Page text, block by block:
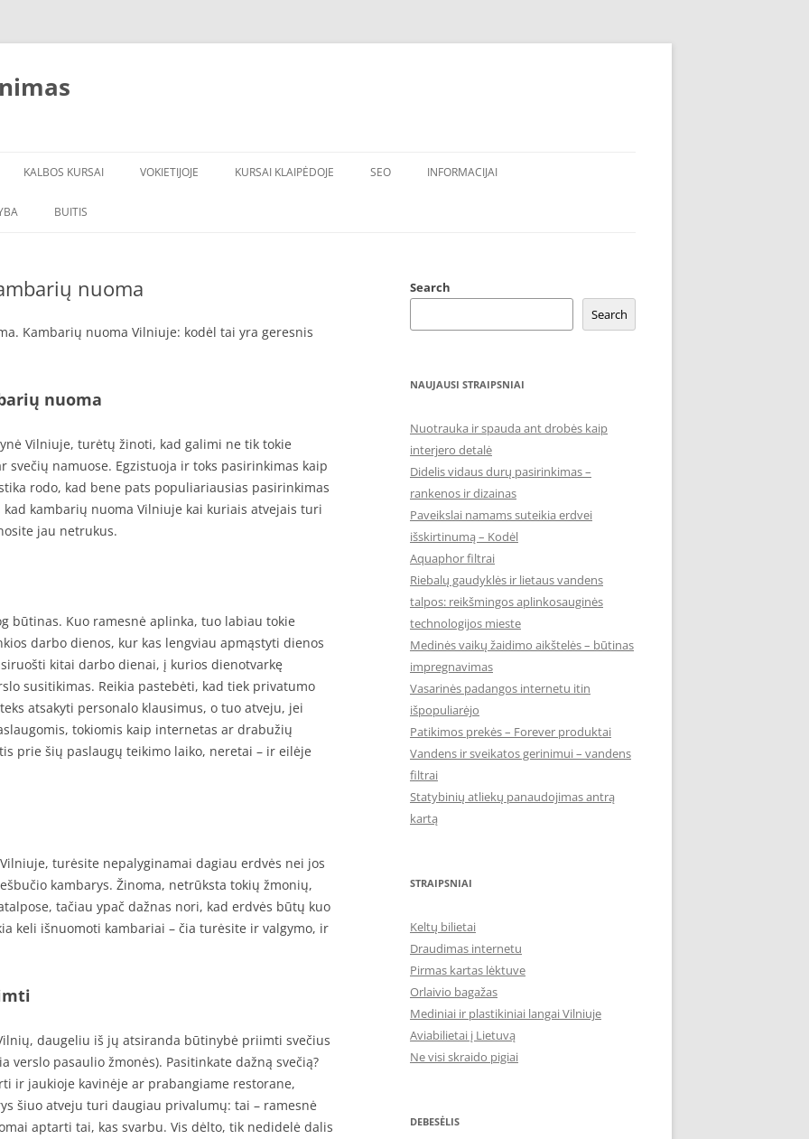
KALBOS KURSAI VOKIETIJOJE KURSAI KLAIPĖDOJE SEO INFORMACIJAI
BUITIS
nuoma
Kambarių nuoma Vilniuje: kodėl tai yra geresnis
nuoma
Vilniuje, turėtų žinoti, kad galimi ne tik tokie
svečių namuose. Egzistuoja ir toks pasirinkimas kaip
rodo, kad bene pats populiariausias pasirinkimas
kambarių nuoma Vilniuje kai kuriais atvejais turi
jau netrukus.
būtinas. Kuo ramesnė aplinka, tuo labiau tokie
darbo dienos, kur kas lengviau apmąstyti dienos
kitai darbo dienai, į kurios dienotvarkę
susitikimas. Reikia pastebėti, kad tiek privatumo
atsakyti personalo klausimus, o tuo atveju, jei
tokiomis kaip internetas ar drabužių
prie šių paslaugų teikimo laiko, neretai – ir eilėje
turėsite nepalyginamai dagiau erdvės nei jos
kambarys. Žinoma, netrūksta tokių žmonių,
tačiau ypač dažnas nori, kad erdvės būtų kuo
keli išnuomoti kambariai – čia turėsite ir valgymo, ir
daugeliu iš jų atsiranda būtinybė priimti svečius
verslo pasaulio žmonės). Pasitinkate dažną svečią?
ir jaukioje kavinėje ar prabangiame restorane,
šiuo atveju turi daugiau privalumų: tai – ramesnė
aptarti tai, kas svarbu. Vis dėlto, tik nedidelė dalis
Search
Search
NAUJAUSI STRAIPSNIAI
Nuotrauka ir spauda ant drobės kaip
interjero detalė
Didelis vidaus durų pasirinkimas –
rankenos ir dizainas
Paveikslai namams suteikia erdvei
išskirtinumą – Kodėl
Aquaphor filtrai
Riebalų gaudyklės ir lietaus vandens
talpos: reikšmingos aplinkosauginės
technologijos mieste
Medinės vaikų žaidimo aikštelės – būtinas
impregnavimas
Vasarinės padangos internetu itin
išpopuliarėjo
Patikimos prekės – Forever produktai
Vandens ir sveikatos gerinimui – vandens
filtrai
Statybinių atliekų panaudojimas antrą
kartą
STRAIPSNIAI
Keltų bilietai
Draudimas internetu
Pirmas kartas lėktuve
Orlaivio bagažas
Mediniai ir plastikiniai langai Vilniuje
Aviabilietai į Lietuvą
Ne visi skraido pigiai
DEBESĖLIS